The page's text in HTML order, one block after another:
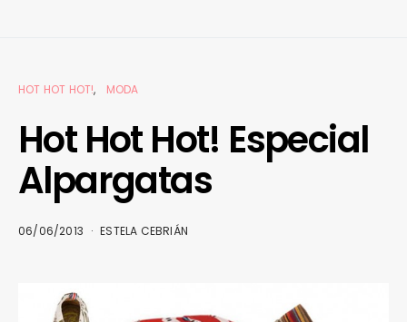
HOT HOT HOT! MODA
Hot Hot Hot! Especial
Alpargatas
06/06/2013 ESTELA CEBRIÁN